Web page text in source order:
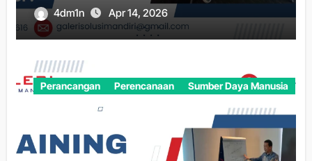
4dm1n Apr 14, 2026
Perancangan Perencanaan Sumber Daya Manusia